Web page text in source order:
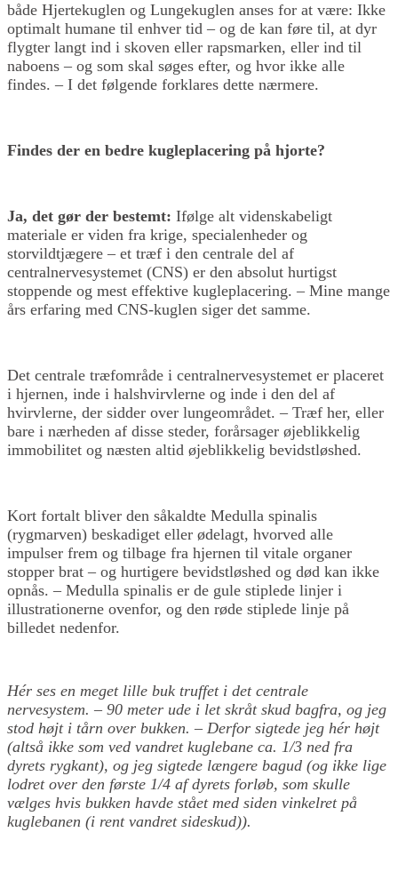
både Hjertekuglen og Lungekuglen anses for at være: Ikke
optimalt humane til enhver tid – og de kan føre til, at dyr
flygter langt ind i skoven eller rapsmarken, eller ind til
naboens – og som skal søges efter, og hvor ikke alle
findes. – I det følgende forklares dette nærmere.
Findes der en bedre kugleplacering på hjorte?
Ja, det gør der bestemt: Ifølge alt videnskabeligt
materiale er viden fra krige, specialenheder og
storvildtjægere – et træf i den centrale del af
centralnervesystemet (CNS) er den absolut hurtigst
stoppende og mest effektive kugleplacering. – Mine mange
års erfaring med CNS-kuglen siger det samme.
Det centrale træfområde i centralnervesystemet er placeret
i hjernen, inde i halshvirvlerne og inde i den del af
hvirvlerne, der sidder over lungeområdet. – Træf her, eller
bare i nærheden af disse steder, forårsager øjeblikkelig
immobilitet og næsten altid øjeblikkelig bevidstløshed.
Kort fortalt bliver den såkaldte Medulla spinalis
(rygmarven) beskadiget eller ødelagt, hvorved alle
impulser frem og tilbage fra hjernen til vitale organer
stopper brat – og hurtigere bevidstløshed og død kan ikke
opnås. – Medulla spinalis er de gule stiplede linjer i
illustrationerne ovenfor, og den røde stiplede linje på
billedet nedenfor.
Hér ses en meget lille buk truffet i det centrale
nervesystem. – 90 meter ude i let skråt skud bagfra, og jeg
stod højt i tårn over bukken. – Derfor sigtede jeg hér højt
(altså ikke som ved vandret kuglebane ca. 1/3 ned fra
dyrets rygkant), og jeg sigtede længere bagud (og ikke lige
lodret over den første 1/4 af dyrets forløb, som skulle
vælges hvis bukken havde stået med siden vinkelret på
kuglebanen (i rent vandret sideskud)).